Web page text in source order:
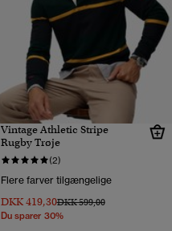
Vintage Athletic Stripe
Rugby Trøje
(2)
Flere farver tilgængelige
DKK 419,30Pris nedsat fra
DKK 599,00til
Du sparer 30%